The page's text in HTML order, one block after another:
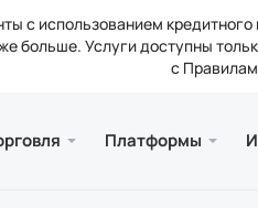
с использованием
больше. Услуги доступны
с
Платформы
и веб версия